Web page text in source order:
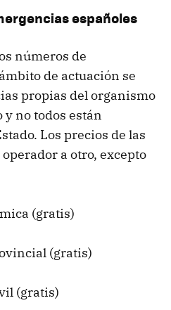
españoles
números de
de actuación se
propias del organismo
no todos están
Los precios de las
a otro, excepto
(gratis)
(gratis)
(gratis)